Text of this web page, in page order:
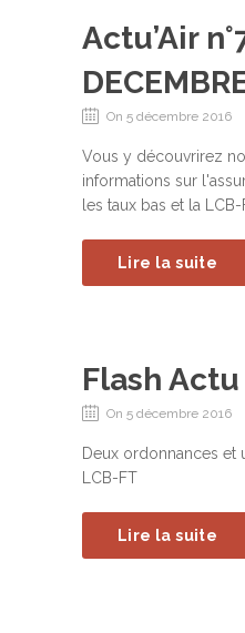
Actu’Air
On 5 décembre 2016
Vous y découvrirez
informations sur
les taux bas et la LCB-
Lire la suite
Flash Actu
On 5 décembre 2016
Deux ordonnances et
LCB-FT
Lire la suite